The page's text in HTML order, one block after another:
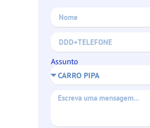
Assunto